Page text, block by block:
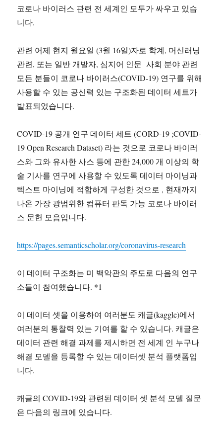
코로나 바이러스 관련 전 세계인 모두가 싸우고 있습
니다.
관련 어제 현지 월요일 (3월 16일)자로 학계, 머신러닝
관련, 또는 일반 개발자, 심지어 인문 사회 분야 관련
모든 분들이 코로나 바이러스(COVID-19) 연구를 위해
사용할 수 있는 공신력 있는 구조화된 데이터 세트가
발표되었습니다.
COVID-19 공개 연구 데이터 세트 (CORD-19 ;COVID-
19 Open Research Dataset) 라는 것으로 코로나 바이러
스와 그와 유사한 사스 등에 관한 24,000 개 이상의 학
술 기사를 연구에 사용할 수 있도록 데이터 마이닝과
텍스트 마이닝에 적합하게 구성한 것으로 , 현재까지
나온 가장 광범위한 컴퓨터 판독 가능 코로나 바이러
스 문헌 모음입니다.
https://pages.semanticscholar.org/coronavirus-research
이 데이터 구조화는 미 백악관의 주도로 다음의 연구
소들이 참여했습니다. *1
이 데이터 셋을 이용하여 여러분도 캐글(kaggle)에서
여러분의 통찰력 있는 기여를 할 수 있습니다. 캐글은
데이터 관련 해결 과제를 제시하면 전 세계 인 누구나
해결 모델을 등록할 수 있는 데이터셋 분석 플랫폼입
니다.
캐글의 COVID-19와 관련된 데이터 셋 분석 모델 질문
은 다음의 링크에 있습니다.